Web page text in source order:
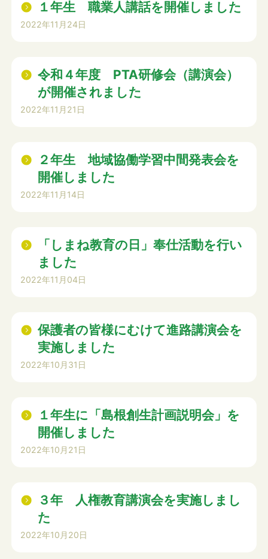
１年生 職業人講話を開催しました
2022年11月24日
令和４年度 PTA研修会（講演会）
が開催されました
2022年11月21日
２年生 地域協働学習中間発表会を
開催しました
2022年11月14日
「しまね教育の日」奉仕活動を行い
ました
2022年11月04日
保護者の皆様にむけて進路講演会を
実施しました
2022年10月31日
１年生に「島根創生計画説明会」を
開催しました
2022年10月21日
３年 人権教育講演会を実施しまし
た
2022年10月20日